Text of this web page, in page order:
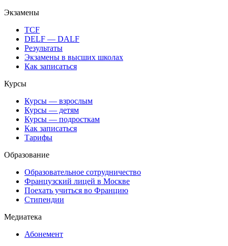
Экзамены
TCF
DELF — DALF
Результаты
Экзамены в высших школах
Как записаться
Курсы
Курсы — взрослым
Курсы — детям
Курсы — подросткам
Как записаться
Тарифы
Образование
Образовательное сотрудничество
Французский лицей в Москве
Поехать учиться во Францию
Стипендии
Медиатека
Абонемент